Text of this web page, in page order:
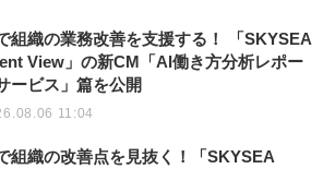
組織の業務改善を支援する！ 「SKYSEA
View」の新CM「AI働き方分析レポー
ービス」篇を公開
11:04
組織の改善点を見抜く！「SKYSEA